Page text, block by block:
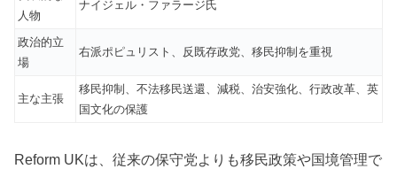
人物
ナイジェル・ファラージ氏
政治的立
場
右派ポピュリスト、反既存政党、移民抑制を重視
主な主張
移民抑制、不法移民送還、減税、治安強化、行政改革、英
国文化の保護
Reform UKは、従来の保守党よりも移民政策や国境管理で